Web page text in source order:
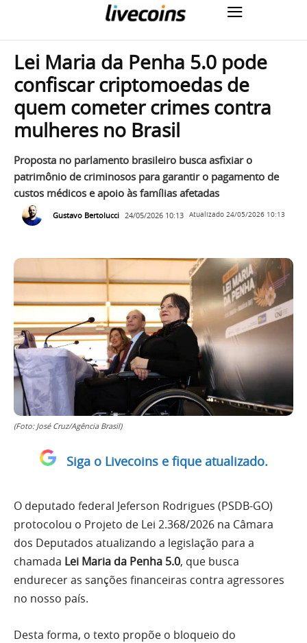
Lei Maria da Penha 5.0 pode
confiscar criptomoedas de
quem cometer crimes contra
mulheres no Brasil
Proposta no parlamento brasileiro busca asfixiar o
patrimônio de criminosos para garantir o pagamento de
custos médicos e apoio às famílias afetadas
Gustavo Bertolucci 24/05/2026 10:13 Atualizado 24/05/2026 10:13
(Foto: José Cruz/Agência Brasil)
Siga o Livecoins e fique atualizado.
O deputado federal Jeferson Rodrigues (PSDB-GO)
protocolou o Projeto de Lei 2.368/2026 na Câmara
dos Deputados atualizando a legislação para a
chamada Lei Maria da Penha 5.0, que busca
endurecer as sanções financeiras contra agressores
no nosso país.
Desta forma, o texto propõe o bloqueio do